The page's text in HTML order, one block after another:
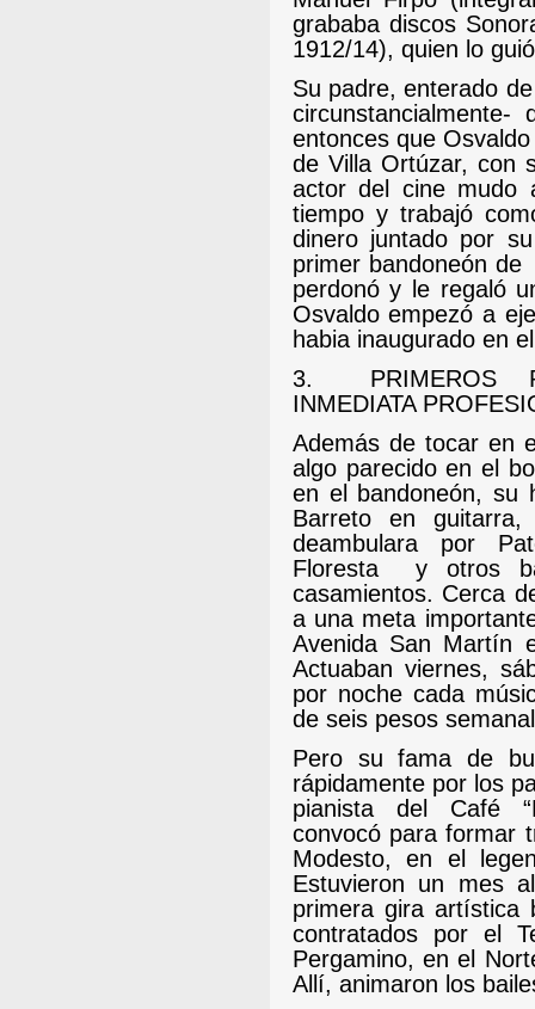
grababa discos
1912/14), quien lo
Su padre, enterado
entonces que
de Villa Ortúzar, con
actor del cine mudo
tiempo y trabajó
dinero juntado por
primer bandoneón de
perdonó y le regaló
Osvaldo empezó a
habia inaugurado en
3.
PRIMEROS
INMEDIATA
Además de tocar en
algo parecido en el
en el bandoneón, su
Barreto en
deambulara por
Floresta
y otros
casamientos. Cerca
a una meta
Avenida San Martín
Actuaban viernes,
por noche cada
de seis pesos
Pero su fama de
rápidamente por los
pianista del Café
convocó para formar
Modesto, en el
Estuvieron un mes
primera gira artística
contratados por el
Pergamino, en el
Allí, animaron los